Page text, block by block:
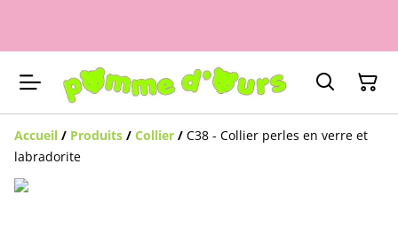
Accueil / Produits / Collier / C38 - Collier perles en verre et
labradorite